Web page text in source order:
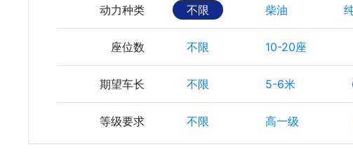
动力种类 不限 柴油
座位数 不限 10-20座
期望车长 不限 5-6米
等级要求 不限 高一级